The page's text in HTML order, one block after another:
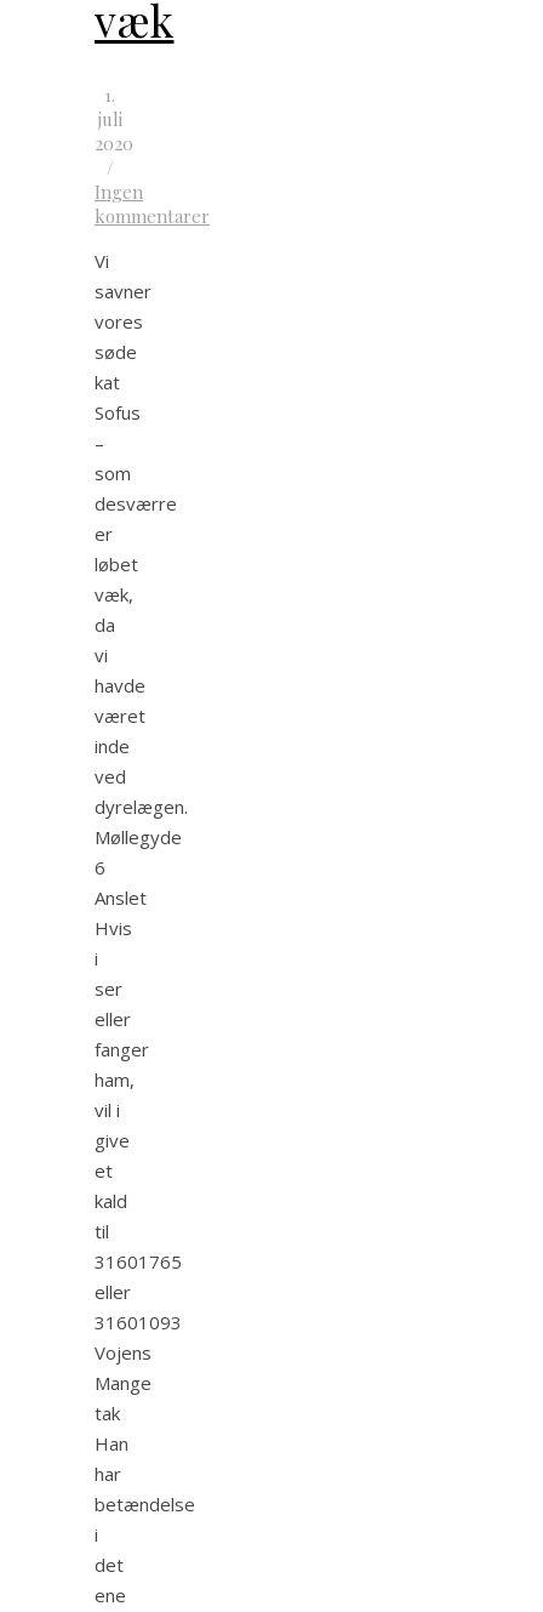
væk
1.
juli
2020
/
Ingen
kommentarer
Vi
savner
vores
søde
kat
Sofus
–
som
desværre
er
løbet
væk,
da
vi
havde
været
inde
ved
dyrelægen.
Møllegyde
6
Anslet
Hvis
i
ser
eller
fanger
ham,
vil i
give
et
kald
til
31601765
eller
31601093
Vojens
Mange
tak
Han
har
betændelse
i
det
ene